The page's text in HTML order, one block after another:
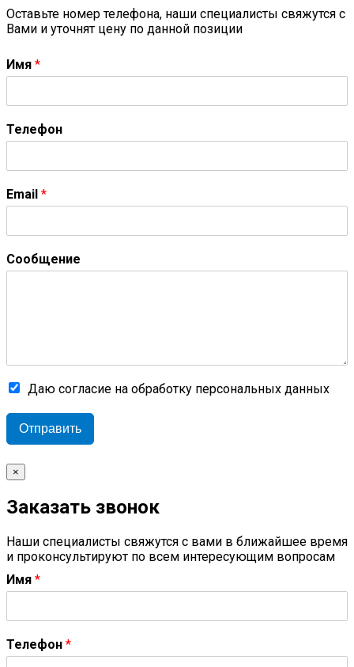
Оставьте номер телефона, наши специалисты свяжутся с
Вами и уточнят цену по данной позиции
Имя *
Телефон
Email *
Сообщение
Даю согласие на обработку персональных данных
Отправить
×
Заказать звонок
Наши специалисты свяжутся с вами в ближайшее время
и проконсультируют по всем интересующим вопросам
Имя *
Телефон *